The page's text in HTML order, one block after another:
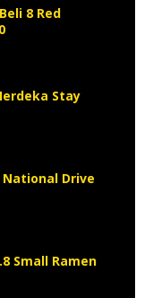
8 Red
Stay
National Drive
Small Ramen